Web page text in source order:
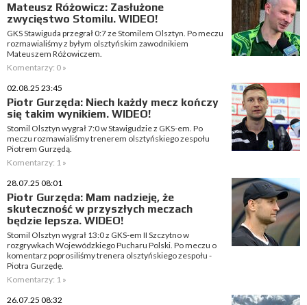
Mateusz Różowicz: Zasłużone
zwycięstwo Stomilu. WIDEO!
GKS Stawiguda przegrał 0:7 ze Stomilem Olsztyn. Po meczu
rozmawialiśmy z byłym olsztyńskim zawodnikiem
Mateuszem Różowiczem.
Komentarzy: 0 »
02.08.25 23:45
Piotr Gurzęda: Niech każdy mecz kończy
się takim wynikiem. WIDEO!
Stomil Olsztyn wygrał 7:0 w Stawigudzie z GKS-em. Po
meczu rozmawialiśmy trenerem olsztyńskiego zespołu
Piotrem Gurzędą.
Komentarzy: 1 »
28.07.25 08:01
Piotr Gurzęda: Mam nadzieję, że
skuteczność w przyszłych meczach
będzie lepsza. WIDEO!
Stomil Olsztyn wygrał 13:0 z GKS-em II Szczytno w
rozgrywkach Wojewódzkiego Pucharu Polski. Po meczu o
komentarz poprosiliśmy trenera olsztyńskiego zespołu -
Piotra Gurzędę.
Komentarzy: 1 »
26.07.25 08:32